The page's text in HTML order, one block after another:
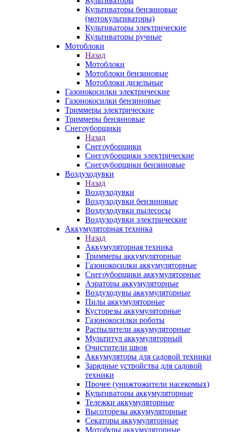
Культиваторы бензиновые
(мотокультиваторы)
Культиваторы электрические
Культиваторы ручные
Мотоблоки
Назад
Мотоблоки
Мотоблоки бензиновые
Мотоблоки дизельные
Газонокосилки электрические
Газонокосилки бензиновые
Триммеры электрические
Триммеры бензиновые
Снегоуборщики
Назад
Снегоуборщики
Снегоуборщики электрические
Снегоуборщики бензиновые
Воздуходувки
Назад
Воздуходувки
Воздуходувки бензиновые
Воздуходувки пылесосы
Воздуходувки электрические
Аккумуляторная техника
Назад
Аккумуляторная техника
Триммеры аккумуляторные
Газонокосилки аккумуляторные
Снегоуборщики аккумуляторные
Аэраторы аккумуляторные
Воздуходувы аккумуляторные
Пилы аккумуляторные
Кусторезы аккумуляторные
Газонокосилки роботы
Распылители аккумуляторные
Мультитул аккумуляторный
Очистители швов
Аккумуляторы для садовой техники
Зарядные устройства для садовой
техники
Прочее (унижтожители насекомых)
Культиваторы аккумуляторные
Тележки аккумуляторные
Высоторезы аккумуляторные
Секаторы аккумуляторные
Мотобуры аккумуляторные